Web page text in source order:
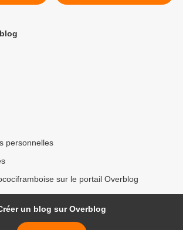
personnelles
sur le portail Overblog
un blog sur Overblog